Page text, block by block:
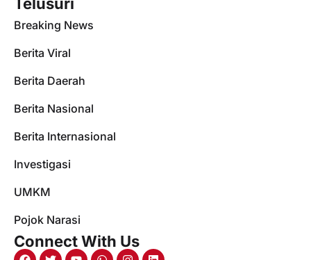
Breaking News
Berita Viral
Berita Daerah
Berita Nasional
Berita Internasional
Investigasi
UMKM
Pojok Narasi
Connect With Us